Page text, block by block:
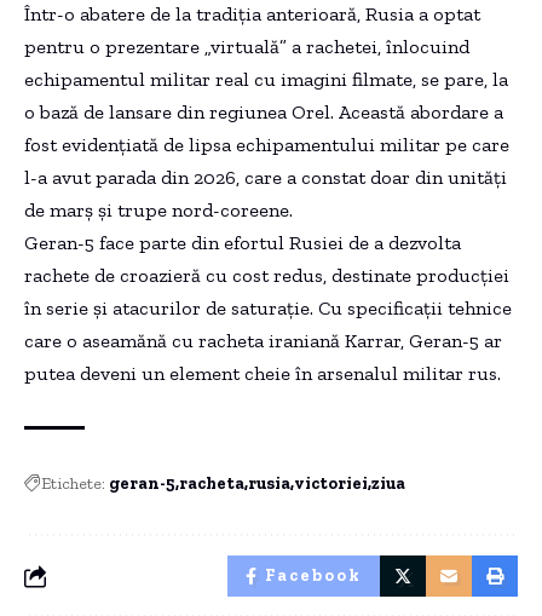
Într-o abatere de la tradiția anterioară, Rusia a optat
pentru o prezentare „virtuală” a rachetei, înlocuind
echipamentul militar real cu imagini filmate, se pare, la
o bază de lansare din regiunea Orel. Această abordare a
fost evidențiată de lipsa echipamentului militar pe care
l-a avut parada din 2026, care a constat doar din unități
de marș și trupe nord-coreene.
Geran-5 face parte din efortul Rusiei de a dezvolta
rachete de croazieră cu cost redus, destinate producției
în serie și atacurilor de saturație. Cu specificații tehnice
care o aseamănă cu racheta iraniană Karrar, Geran-5 ar
putea deveni un element cheie în arsenalul militar rus.
Etichete: geran-5 racheta rusia victoriei ziua
Facebook